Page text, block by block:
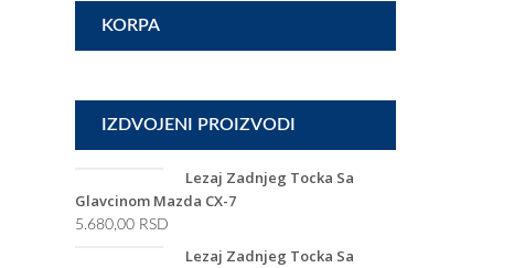
KORPA
IZDVOJENI PROIZVODI
Lezaj Zadnjeg Tocka Sa
Glavcinom Mazda CX-7
5.680,00 RSD
Lezaj Zadnjeg Tocka Sa